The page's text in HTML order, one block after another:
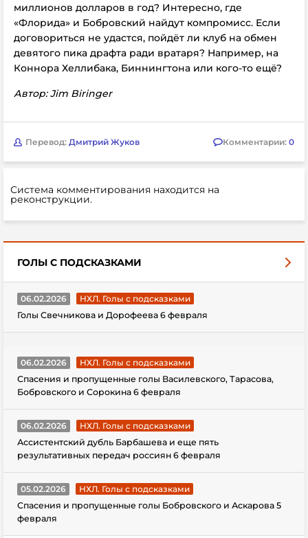
миллионов долларов в год? Интересно, где
«Флорида» и Бобровский найдут компромисс. Если
договориться не удастся, пойдёт ли клуб на обмен
девятого пика драфта ради вратаря? Например, на
Коннора Хеллибака, Биннингтона или кого-то ещё?
Автор: Jim Biringer
Перевод: Дмитрий Жуков Комментарии: 0
Система комментирования находится на
реконструкции.
ГОЛЫ С ПОДСКАЗКАМИ
06.02.2026
НХЛ. Голы с подсказками
Голы Свечникова и Дорофеева 6 февраля
06.02.2026
НХЛ. Голы с подсказками
Спасения и пропущенные голы Василевского, Тарасова,
Бобровского и Сорокина 6 февраля
06.02.2026
НХЛ. Голы с подсказками
Ассистентский дубль Барбашева и еще пять
результативных передач россиян 6 февраля
05.02.2026
НХЛ. Голы с подсказками
Спасения и пропущенные голы Бобровского и Аскарова 5
февраля